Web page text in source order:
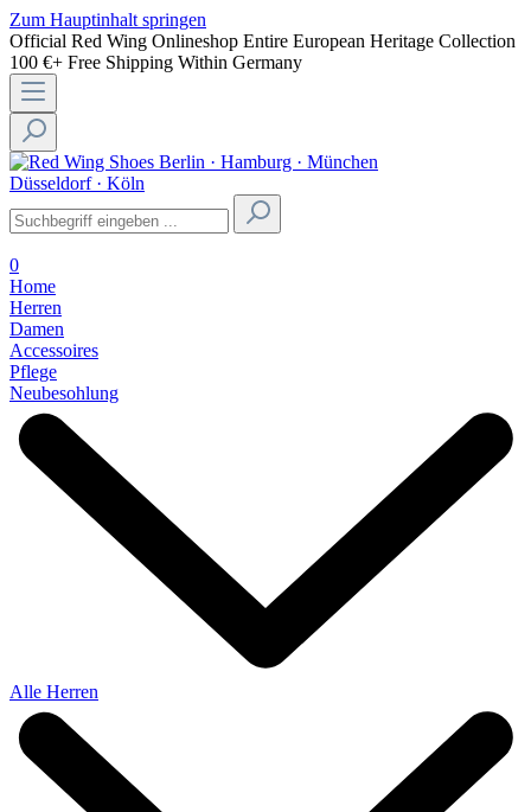
Zum Hauptinhalt springen
Official Red Wing Onlineshop Entire European Heritage Collection
100 €+ Free Shipping Within Germany
Berlin · Hamburg · München
Düsseldorf · Köln
0
Home
Herren
Damen
Accessoires
Pflege
Neubesohlung
Alle Herren